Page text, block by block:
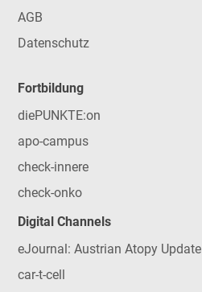
AGB
Datenschutz
Fortbildung
diePUNKTE:on
apo-campus
check-innere
check-onko
Digital Channels
eJournal: Austrian Atopy Update
car-t-cell